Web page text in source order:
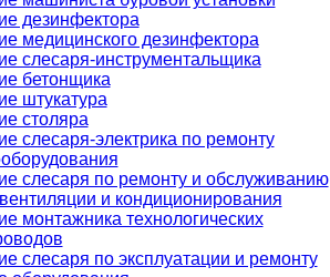
дезинфектора
медицинского дезинфектора
слесаря-инструментальщика
бетонщика
штукатура
столяра
слесаря-электрика по ремонту
слесаря по ремонту и обслуживанию
и кондиционирования
монтажника технологических
слесаря по эксплуатации и ремонту